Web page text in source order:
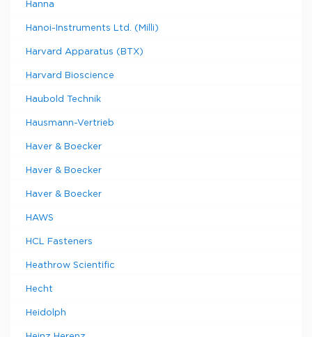
Hanna
Hanoi-Instruments Ltd. (Milli)
Harvard Apparatus (BTX)
Harvard Bioscience
Haubold Technik
Hausmann-Vertrieb
Haver & Boecker
Haver & Boecker
Haver & Boecker
HAWS
HCL Fasteners
Heathrow Scientific
Hecht
Heidolph